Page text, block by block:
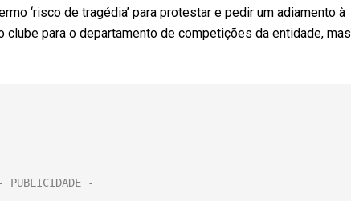
‘risco de tragédia’ para protestar e pedir um adiamento à
clube para o departamento de competições da entidade, mas